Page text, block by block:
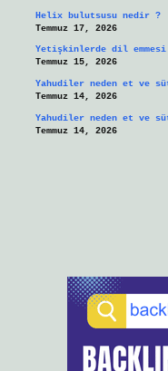
Helix bulutsusu nedir ?
Temmuz 17, 2026
Yetişkinlerde dil
Temmuz 15, 2026
Yahudiler neden et ve
Temmuz 14, 2026
Yahudiler neden et ve
Temmuz 14, 2026